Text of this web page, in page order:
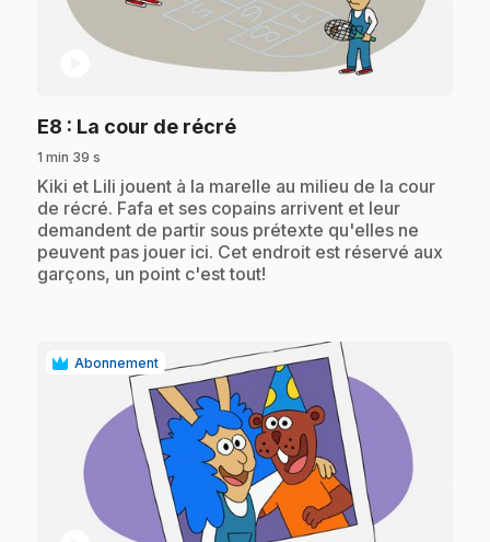
E8 : La cour de récré.
1 min 39 s
.Kiki et Lili jouent à la marelle au milieu de la cour
de récré. Fafa et ses copains arrivent et leur
demandent de partir sous prétexte qu'elles ne
peuvent pas jouer ici. Cet endroit est réservé aux
garçons, un point c'est tout!
Abonnement